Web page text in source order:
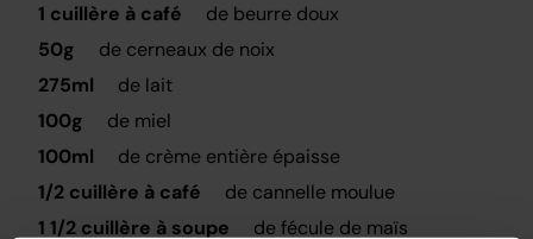
1 cuillère à café
de beurre doux
50g
de cerneaux de noix
275ml
de lait
100g
de miel
100ml
de crème entière épaisse
1/2 cuillère à café
de cannelle moulue
1 1/2 cuillère à soupe
de fécule de maïs